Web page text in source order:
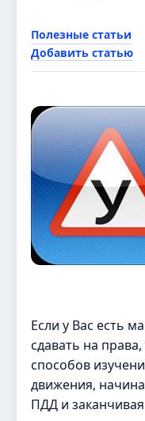
Полезные статьи
Добавить статью
Если у Вас есть
сдавать на
способов
движения,
ПДД и